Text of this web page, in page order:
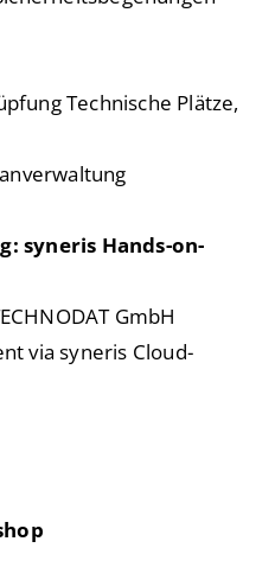
Technische Plätze,
syneris Hands-on-
GmbH
via syneris Cloud-